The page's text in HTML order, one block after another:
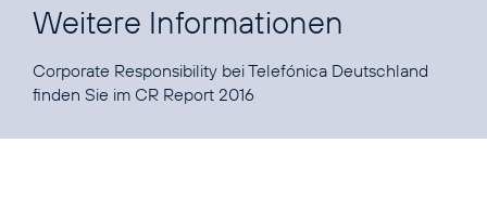
Weitere Informationen
Corporate Responsibility bei Telefónica Deutschland
finden Sie im CR Report 2016